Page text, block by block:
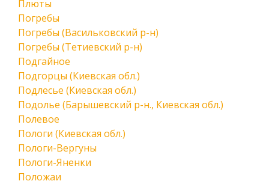
Плюты
Погребы
Погребы (Васильковский р-н)
Погребы (Тетиевский р-н)
Подгайное
Подгорцы (Киевская обл.)
Подлесье (Киевская обл.)
Подолье (Барышевский р-н., Киевская обл.)
Полевое
Пологи (Киевская обл.)
Пологи-Вергуны
Пологи-Яненки
Положаи